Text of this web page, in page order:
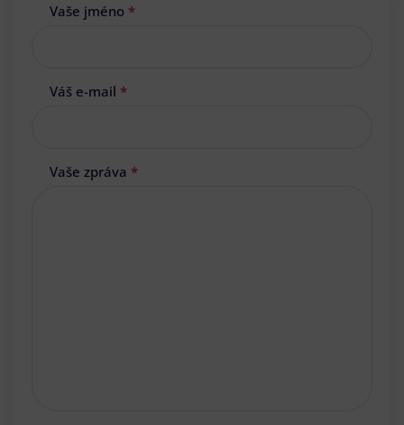
Vaše jméno *
Váš e-mail *
Vaše zpráva *